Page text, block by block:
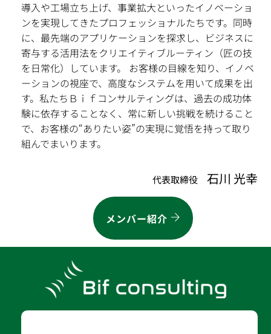
導入や工場立ち上げ、事業拡大といったイノベーショ
ンを実現してきたプロフェッショナルたちです。同時
に、最先端のアプリケーションを探求し、ビジネスに
寄与する活用法をクリエイティブルーティン（匠の技
を日常化）しています。 お客様の目線を知り、イノベ
ーションの視座で、高度なシステムを用いて成果を出
す。私たちＢｉｆコンサルティングは、過去の成功体
験に依存することなく、常に新しい挑戦を続けること
で、お客様の“ありたい姿”の実現に覚悟を持って取り
組んでまいります。
代表取締役 石川 光幸
メンバー紹介